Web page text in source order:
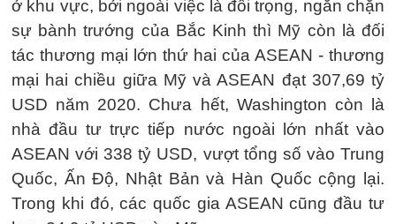
ở khu vực, bởi ngoài việc là đối trọng, ngăn chặn
sự bành trướng của Bắc Kinh thì Mỹ còn là đối
tác thương mại lớn thứ hai của ASEAN - thương
mại hai chiều giữa Mỹ và ASEAN đạt 307,69 tỷ
USD năm 2020. Chưa hết, Washington còn là
nhà đầu tư trực tiếp nước ngoài lớn nhất vào
ASEAN với 338 tỷ USD, vượt tổng số vào Trung
Quốc, Ấn Độ, Nhật Bản và Hàn Quốc cộng lại.
Trong khi đó, các quốc gia ASEAN cũng đầu tư